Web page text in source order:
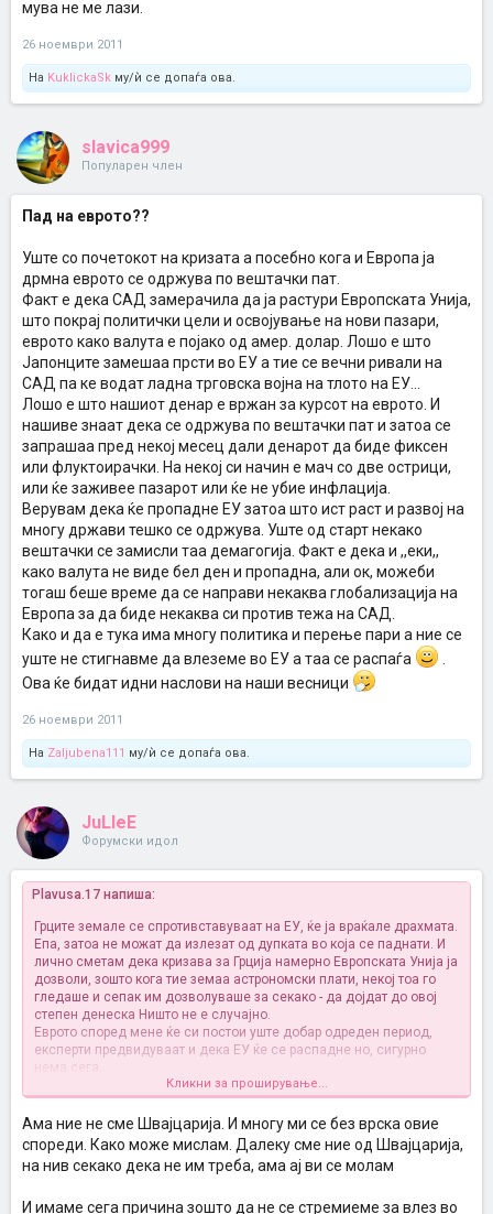
мува не ме лази.
26 ноември 2011
На KuklickaSk му/ѝ се допаѓа ова.
slavica999
Популарен член
Пад на еврото??
Уште со почетокот на кризата а посебно кога и Европа ја
дрмна еврото се одржува по вештачки пат.
Факт е дека САД замерачила да ја растури Европската Унија,
што покрај политички цели и освојување на нови пазари,
еврото како валута е појако од амер. долар. Лошо е што
Јапонците замешаа прсти во ЕУ а тие се вечни ривали на
САД па ке водат ладна трговска војна на тлото на ЕУ...
Лошо е што нашиот денар е вржан за курсот на еврото. И
нашиве знаат дека се одржува по вештачки пат и затоа се
запрашаа пред некој месец дали денарот да биде фиксен
или флуктоирачки. На некој си начин е мач со две острици,
или ќе заживее пазарот или ќе не убие инфлација.
Верувам дека ќе пропадне ЕУ затоа што ист раст и развој на
многу држави тешко се одржува. Уште од старт некако
вештачки се замисли таа демагогија. Факт е дека и ,,еки,,
како валута не виде бел ден и пропадна, али ок, можеби
тогаш беше време да се направи некаква глобализација на
Европа за да биде некаква си против тежа на САД.
Како и да е тука има многу политика и перење пари а ние се
уште не стигнавме да влеземе во ЕУ а таа се распаѓа
Ова ќе бидат идни наслови на наши весници
26 ноември 2011
На Zaljubena111 му/ѝ се допаѓа ова.
JuLleE
Форумски идол
Plavusa.17 напиша:
Грците земале се спротивставуваат на ЕУ, ќе ја враќале драхмата.
Епа, затоа не можат да излезат од дупката во која се паднати. И
лично сметам дека кризава за Грција намерно Европската Унија ја
дозволи, зошто кога тие земаа астрономски плати, некој тоа го
гледаше и сепак им дозволуваше за секако - да дојдат до овој
степен денеска Ништо не е случајно.
Еврото според мене ќе си постои уште добар одреден период,
експерти предвидуваат и дека ЕУ ќе се распадне но, сигурно
нема сега.
И не знам што се стреми Македонија кон ЕУ, или тоа е само филм
колку да бидеме и ние во кошот со други земји, пошто нели сите
сакаат да влезат во ЕУ, пфф сигурно.Што виде лошо Швајцарија
со фактот што не е во ЕУ? Многу убаво се живее таму,
едноставно немаат потреба
Ние треба да гледаме да се стремиме повеќе кон НАТО, отколку
форсираме толку. НАТО многу ни одговара, за ЕУ не сум баш
Кликни за проширување...
Ама ние не сме Швајцарија. И многу ми се без врска овие
спореди. Како може мислам. Далеку сме ние од Швајцарија,
на нив секако дека не им треба, ама ај ви се молам
И имаме сега причина зошто да не се стремиеме за влез во